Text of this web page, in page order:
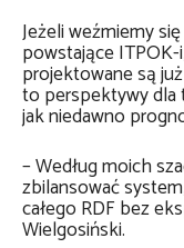
Jeżeli weźmiemy
powstające
projektowane są
to perspektywy dla
jak niedawno
– Według moich
zbilansować
całego RDF bez
Wielgosiński.